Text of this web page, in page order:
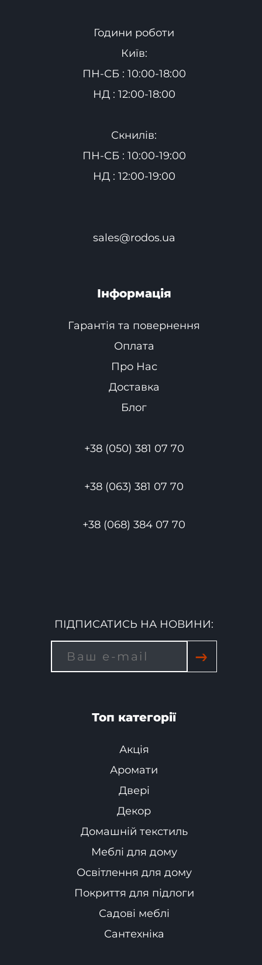
Години роботи
Київ:
ПН-СБ : 10:00-18:00
НД : 12:00-18:00
Скнилів:
ПН-СБ : 10:00-19:00
НД : 12:00-19:00
sales@rodos.ua
Інформація
Гарантія та повернення
Оплата
Про Нас
Доставка
Блог
+38 (050) 381 07 70
+38 (063) 381 07 70
+38 (068) 384 07 70
ПІДПИСАТИСЬ НА НОВИНИ:
→
Топ категорії
Акція
Аромати
Двері
Декор
Домашній текстиль
Меблі для дому
Освітлення для дому
Покриття для підлоги
Садові меблі
Сантехніка